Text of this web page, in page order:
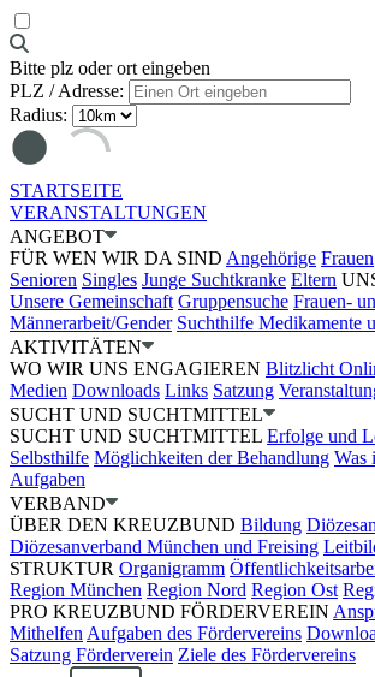
Bitte plz oder ort eingeben
PLZ / Adresse:
Radius:
STARTSEITE
VERANSTALTUNGEN
ANGEBOT
FÜR WEN WIR DA SIND Angehörige Frauen
Senioren Singles Junge Suchtkranke Eltern
Unsere Gemeinschaft Gruppensuche Frauen-
Männerarbeit/Gender Suchthilfe Medikamente
AKTIVITÄTEN
WO WIR UNS ENGAGIEREN Blitzlicht
Medien Downloads Links Satzung
SUCHT UND SUCHTMITTEL
SUCHT UND SUCHTMITTEL Erfolge und
Selbsthilfe Möglichkeiten der Behandlung Was
Aufgaben
VERBAND
ÜBER DEN KREUZBUND Bildung
Diözesanverband München und Freising
STRUKTUR Organigramm
Region München Region Nord Region Ost
PRO KREUZBUND FÖRDERVEREIN
Mithelfen Aufgaben des Fördervereins
Satzung Förderverein Ziele des Fördervereins